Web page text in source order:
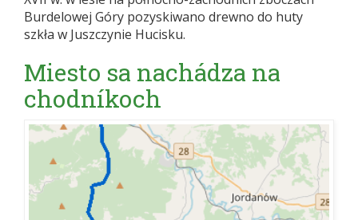
Burdelowej Góry pozyskiwano drewno do huty
szkła w Juszczynie Hucisku.
Miesto sa nachádza na
chodníkoch